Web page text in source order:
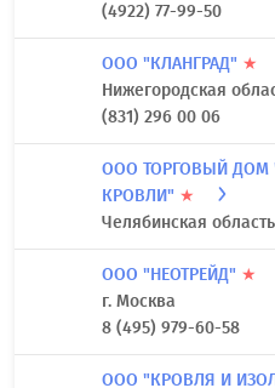
(4922) 77-99-50
ООО "КЛАНГРАД" ★
Нижегородская
(831) 296 00 06
ООО ТОРГОВЫЙ ДОМ
КРОВЛИ" ★
Челябинская область
ООО "НЕОТРЕЙД" ★
г. Москва
8 (495) 979-60-58
ООО "КРОВЛЯ И